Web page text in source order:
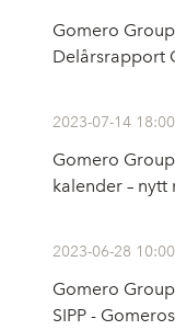
Gomero
Delårsrapport
2023-07-14
Gomero
kalender –
2023-06-28
Gomero
SIPP -